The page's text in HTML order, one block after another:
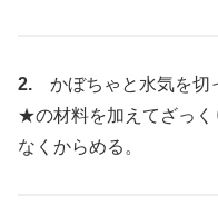
2. かぼちゃと水気を切
★の材料を加えてざっく
なくからめる。